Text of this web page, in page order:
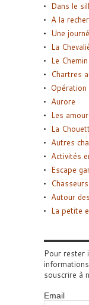
Dans le
A la
Une
La
Le
Chartres
Opération
Aurore
Les
La
Autres
Activités
Escape
Autour
La petite
Pour rester
souscrire à
Email